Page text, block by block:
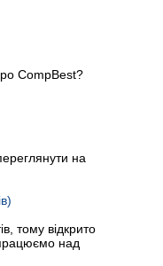
CompBest?
на
тому відкрито
працюємо над